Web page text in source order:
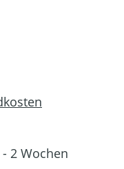
2 Wochen